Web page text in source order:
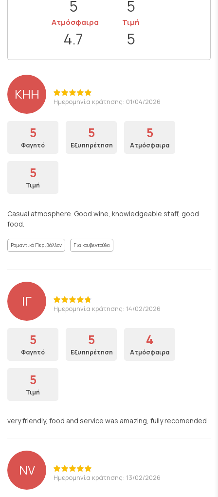
5 5
Ατμόσφαιρα
4.7
Τιμή
5
KHH Ημερομηνία κράτησης: 01/04/2026
5
Φαγητό
5
Εξυπηρέτηση
5
Ατμόσφαιρα
5
Τιμή
Casual atmosphere. Good wine, knowledgeable staff, good
food.
Ρομαντικό Περιβάλλον Για κουβεντούλα
ΙΓ Ημερομηνία κράτησης: 14/02/2026
5
Φαγητό
5
Εξυπηρέτηση
4
Ατμόσφαιρα
5
Τιμή
very friendly, food and service was amazing, fully recomended
NV Ημερομηνία κράτησης: 13/02/2026